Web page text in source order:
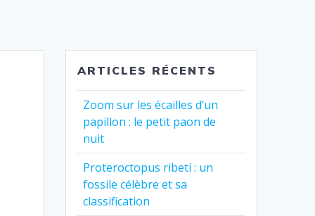
ARTICLES RÉCENTS
Zoom sur les écailles d’un
papillon : le petit paon de
nuit
Proteroctopus ribeti : un
fossile célèbre et sa
classification